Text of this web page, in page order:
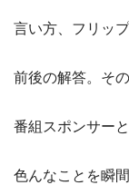
言い方、フリッ
前後の解答。そ
番組スポンサーと
色んなことを瞬